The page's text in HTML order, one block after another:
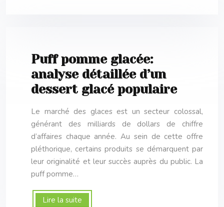
Puff pomme glacée:
analyse détaillée d’un
dessert glacé populaire
Le marché des glaces est un secteur colossal,
générant des milliards de dollars de chiffre
d’affaires chaque année. Au sein de cette offre
pléthorique, certains produits se démarquent par
leur originalité et leur succès auprès du public. La
puff pomme…
Lire la suite